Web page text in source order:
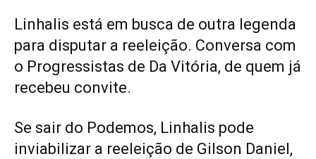
Linhalis está em busca de outra legenda
para disputar a reeleição. Conversa com
o Progressistas de Da Vitória, de quem já
recebeu convite.
Se sair do Podemos, Linhalis pode
inviabilizar a reeleição de Gilson Daniel,